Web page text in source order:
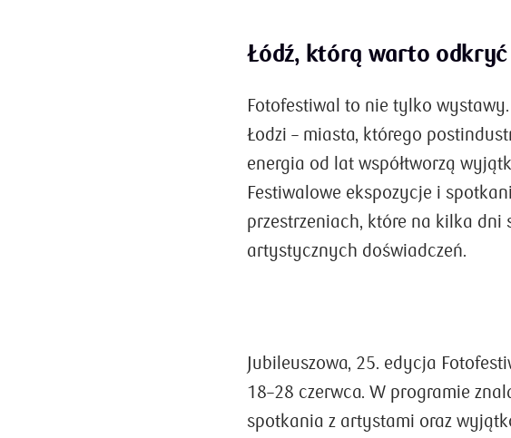
Łódź, którą warto odkryć
Fotofestiwal to nie tylko
Łodzi – miasta, którego
energia od lat współtworzą
Festiwalowe ekspozycje i
przestrzeniach, które na kilka
artystycznych doświadczeń.
Jubileuszowa, 25. edycja
18–28 czerwca. W programie
spotkania z artystami oraz